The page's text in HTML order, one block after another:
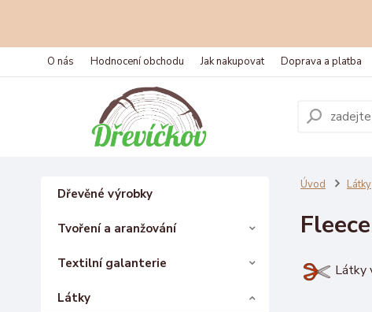
O nás Hodnocení obchodu Jak nakupovat Doprava a platba
Dřevěné výrobky
Tvoření a aranžování
Textilní galanterie
Látky
Úvod Látky
Látky